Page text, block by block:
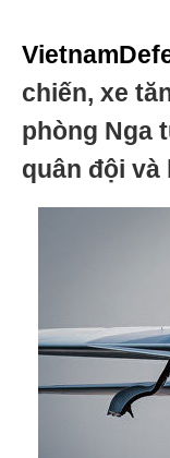
chiến, xe
phòng Nga
quân đội và